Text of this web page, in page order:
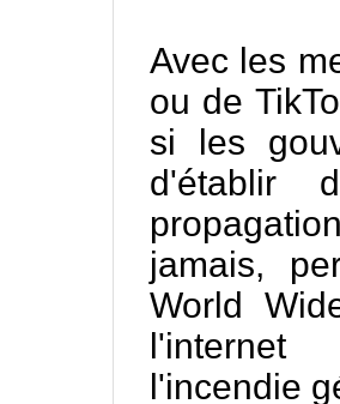
Avec les
ou de
si les
d'établir
jamais,
World
l'internet
l'incendie